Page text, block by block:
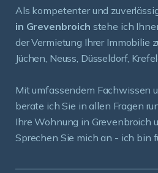
Als kompetenter und
in Grevenbroich stehe ich
der Vermietung Ihrer Immobilie
Jüchen, Neuss, Düsseldorf,
Mit umfassendem Fachwissen
berate ich Sie in allen Fragen
Ihre Wohnung in Grevenbroich
Sprechen Sie mich an - ich bin